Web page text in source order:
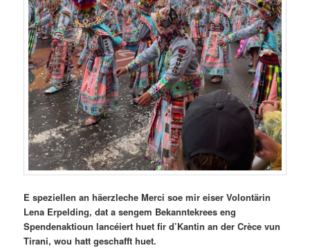
E speziellen an häerzleche Merci soe mir eiser Volontärin
Lena Erpelding, dat a sengem Bekanntekrees eng
Spendenaktioun lancéiert huet fir d’Kantin an der Crèce vun
Tirani, wou hatt geschafft huet.